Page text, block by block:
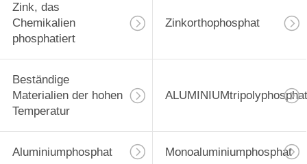
Zink, das
Chemikalien
phosphatiert
Zinkorthophosphat
Beständige
Materialien der hohen
Temperatur
ALUMINIUMtripolyphosphat
Aluminiumphosphat Monoaluminiumphosphat